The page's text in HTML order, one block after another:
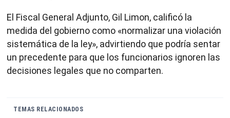
El Fiscal General Adjunto, Gil Limon, calificó la
medida del gobierno como «normalizar una violación
sistemática de la ley», advirtiendo que podría sentar
un precedente para que los funcionarios ignoren las
decisiones legales que no comparten.
TEMAS RELACIONADOS